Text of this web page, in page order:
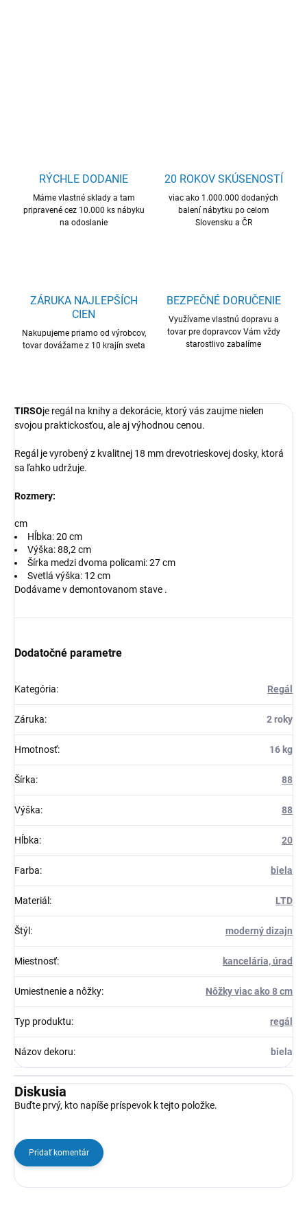
RÝCHLE DODANIE
Máme vlastné sklady a tam
pripravené cez 10.000 ks nábyku
na odoslanie
20 ROKOV SKÚSENOSTÍ
viac ako 1.000.000 dodaných
balení nábytku po celom
Slovensku a ČR
ZÁRUKA NAJLEPŠÍCH
CIEN
Nakupujeme priamo od výrobcov,
tovar dovážame z 10 krajín sveta
BEZPEČNÉ DORUČENIE
Využívame vlastnú dopravu a
tovar pre dopravcov Vám vždy
starostlivo zabalíme
TIRSOje regál na knihy a dekorácie, ktorý vás zaujme nielen
svojou praktickosťou, ale aj výhodnou cenou.
Regál je vyrobený z kvalitnej 18 mm drevotrieskovej dosky, ktorá
sa ľahko udržuje.
Rozmery:
cm
Hĺbka: 20 cm
Výška: 88,2 cm
Šírka medzi dvoma policami: 27 cm
Svetlá výška: 12 cm
Dodávame v demontovanom stave .
Dodatočné parametre
Kategória: Regál
Záruka: 2 roky
Hmotnosť: 16 kg
Šírka: 88
Výška: 88
Hĺbka: 20
Farba: biela
Materiál : LTD
Štýl : moderný dizajn
Miestnosť: kancelária, úrad
Umiestnenie a nôžky: Nôžky viac ako 8 cm
Typ produktu: regál
Názov dekoru: biela
Diskusia
Buďte prvý, kto napíše príspevok k tejto položke.
Pridať komentár